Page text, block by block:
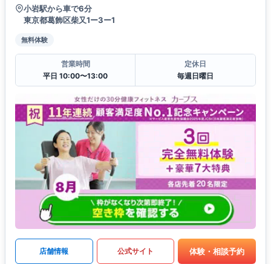
小岩駅から車で6分
東京都葛飾区柴又1ー3ー1
無料体験
営業時間
平日 10:00〜13:00
定休日
毎週日曜日
店舗情報 公式サイト 体験・相談予約